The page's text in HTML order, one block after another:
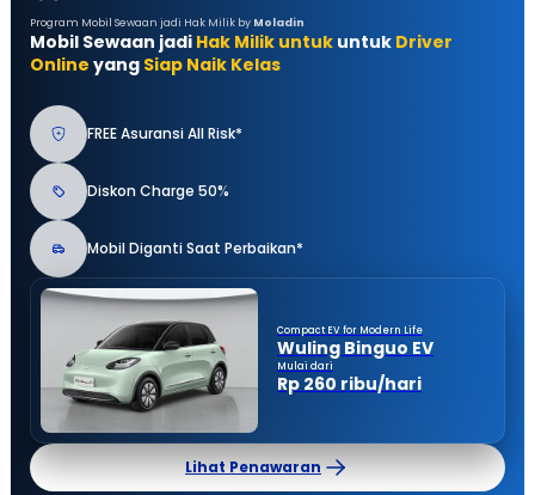
Program Mobil Sewaan jadi Hak Milik by Moladin
Mobil Sewaan jadi Hak Milik untuk untuk Driver
Online yang Siap Naik Kelas
FREE Asuransi All Risk*
Diskon Charge 50%
Mobil Diganti Saat Perbaikan*
Compact EV for Modern Life
Wuling Binguo EV
Mulai dari
Rp 260 ribu/hari
Lihat Penawaran